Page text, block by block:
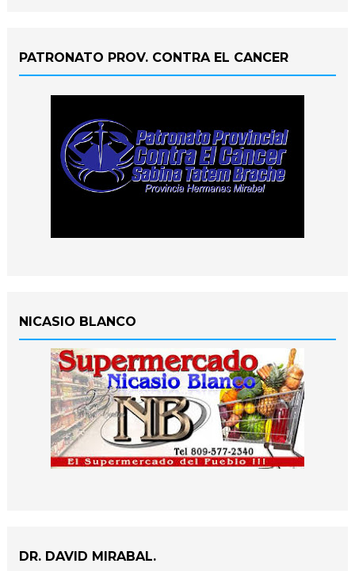
PATRONATO PROV. CONTRA EL CANCER
NICASIO BLANCO
DR. DAVID MIRABAL.